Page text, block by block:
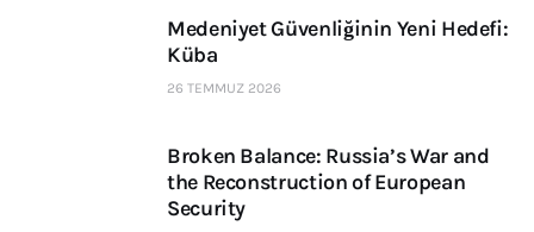
Medeniyet Güvenliğinin Yeni Hedefi:
Küba
26 TEMMUZ 2026
Broken Balance: Russia’s War and
the Reconstruction of European
Security